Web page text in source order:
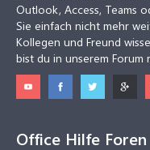
Outlook, Access, Teams
Sie einfach nicht mehr
Kollegen und Freund
bist du in unserem Forum
Office Hilfe Foren